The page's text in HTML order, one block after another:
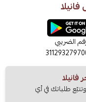
الضريبي
طلباتك في أي